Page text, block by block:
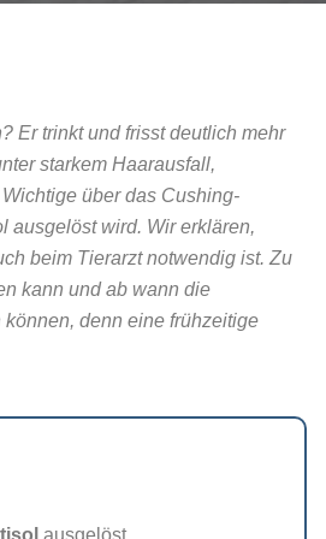
Er trinkt und frisst deutlich mehr
starkem Haarausfall,
über das Cushing-
ausgelöst wird. Wir erklären,
beim Tierarzt notwendig ist. Zu
kann und ab wann die
denn eine frühzeitige
ausgelöst.